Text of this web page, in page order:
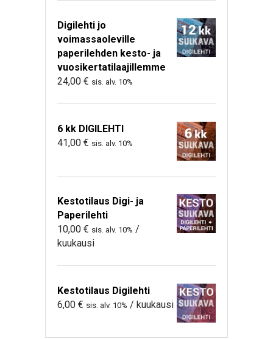
Digilehti jo
voimassaoleville
paperilehden kesto- ja
vuosikertatilaajillemme
24,00 € sis. alv. 10%
6 kk DIGILEHTI
41,00 € sis. alv. 10%
Kestotilaus Digi- ja
Paperilehti
10,00 € sis. alv. 10% /
kuukausi
Kestotilaus Digilehti
6,00 € sis. alv. 10% / kuukausi